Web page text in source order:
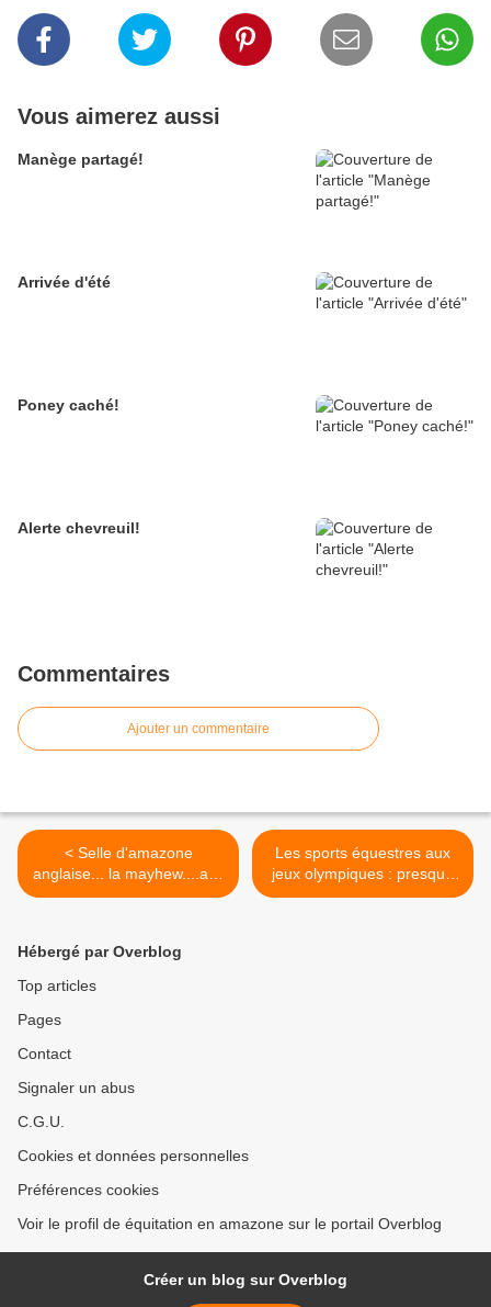
Vous aimerez aussi
Manège partagé!
Arrivée d'été
Poney caché!
Alerte chevreuil!
Commentaires
Ajouter un commentaire
< Selle d'amazone
anglaise... la mayhew....aux
fourches de chasse larges
Les sports équestres aux
jeux olympiques : presque
bilan >
Hébergé par Overblog
Top articles
Pages
Contact
Signaler un abus
C.G.U.
Cookies et données personnelles
Préférences cookies
Voir le profil de équitation en amazone sur le portail Overblog
Créer un blog sur Overblog